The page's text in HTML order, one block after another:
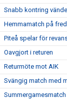
Snabb kontring
Hemmamatch på
Piteå spelar för
Oavgjort i returen
Returmöte mot AIK
Svängig match med